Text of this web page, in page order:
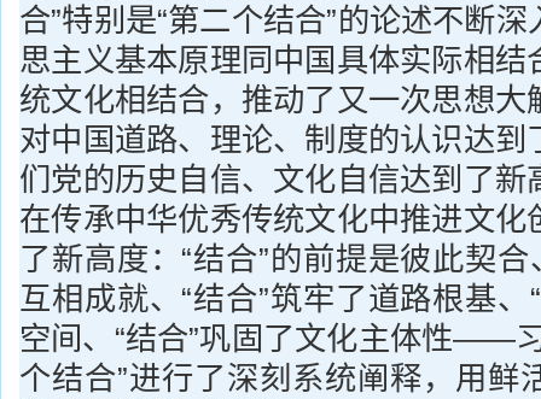
合”特别是“第二个结合”的论述不断
思主义基本原理同中国具体实际相结
统文化相结合，推动了又一次思想大
对中国道路、理论、制度的认识达到
们党的历史自信、文化自信达到了新
在传承中华优秀传统文化中推进文化
了新高度：“结合”的前提是彼此契合
互相成就、“结合”筑牢了道路根基、
空间、“结合”巩固了文化主体性——
个结合”进行了深刻系统阐释，用鲜